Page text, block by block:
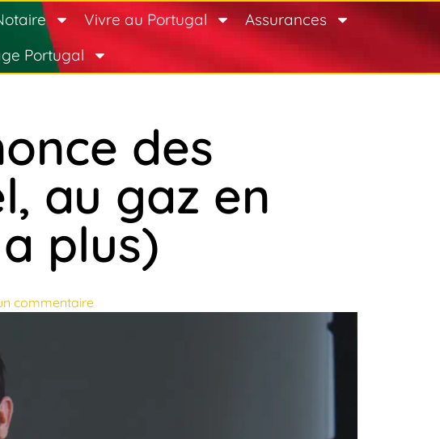
Vivre au Portugal
Assurances
Portugal
des
au gaz en
plus)
commentaire